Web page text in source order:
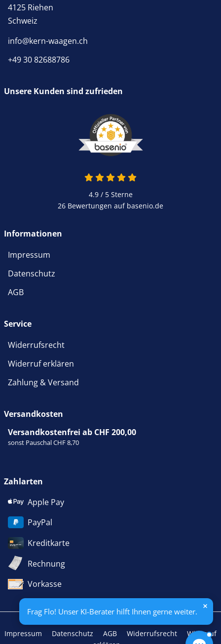
Frag Flo! Unser KI-Berater hilft Ihnen gerne weiter.
4125 Riehen
Schweiz
info@kern-waagen.ch
+49 30 82688786
Unsere Kunden sind zufrieden
4.9 von 5
4.9 / 5Sterne
26 Bewertungen auf basenio.de
Informationen
Impressum
Datenschutz
AGB
Service
Widerrufsrecht
Widerruf erklären
Zahlung & Versand
Versandkosten
Versandkostenfrei ab CHF 200,00
sonst Pauschal CHF 8,70
Zahlarten
Apple Pay
PayPal
Kreditkarte
Rechnung
Vorkasse
Impressum Datenschutz AGB Widerrufsrecht
Widerruf